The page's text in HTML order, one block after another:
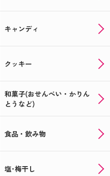
キャンディ
クッキー
和菓子(おせんべい・かりん
とうなど)
食品・飲み物
塩･梅干し